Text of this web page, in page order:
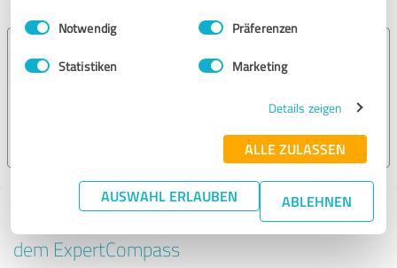
Impressum Datenschutzbestimmungen
Einwilligungsauswahl
Notwendig Präferenzen
Statistiken Marketing
Details zeigen
ALLE ZULASSEN
AUSWAHL ERLAUBEN ABLEHNEN
Tipp: Die passenden Experten finden - mit
dem ExpertCompass